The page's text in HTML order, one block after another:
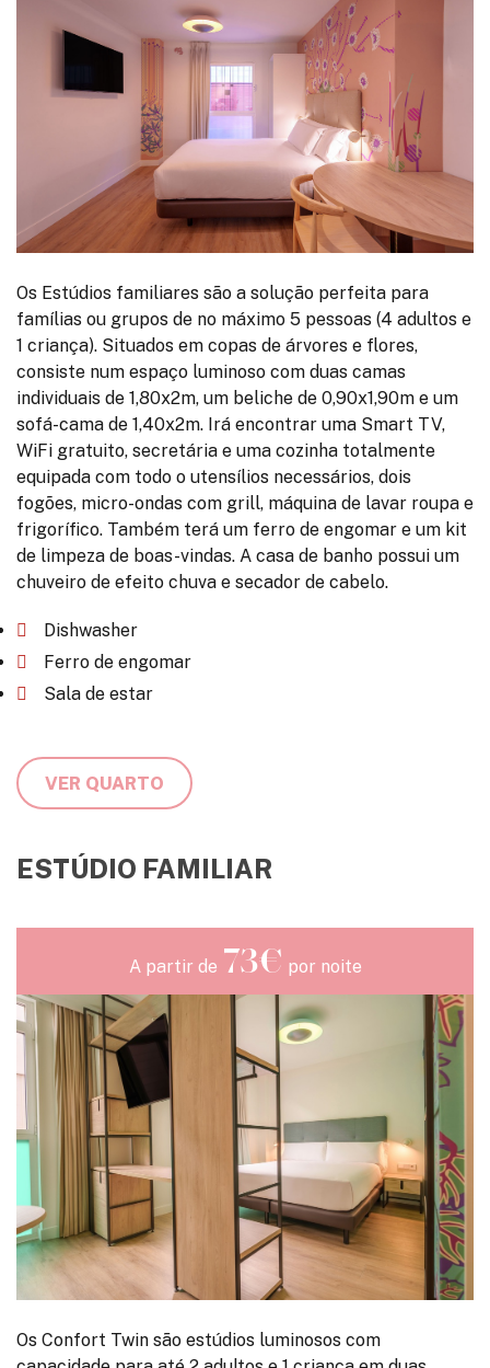
Os Estúdios familiares são a solução perfeita para
famílias ou grupos de no máximo 5 pessoas (4 adultos e
1 criança). Situados em copas de árvores e flores,
consiste num espaço luminoso com duas camas
individuais de 1,80x2m, um beliche de 0,90x1,90m e um
sofá-cama de 1,40x2m. Irá encontrar uma Smart TV,
WiFi gratuito, secretária e uma cozinha totalmente
equipada com todo o utensílios necessários, dois
fogões, micro-ondas com grill, máquina de lavar roupa e
frigorífico. Também terá um ferro de engomar e um kit
de limpeza de boas-vindas. A casa de banho possui um
chuveiro de efeito chuva e secador de cabelo.
Dishwasher
Ferro de engomar
Sala de estar
VER QUARTO
ESTÚDIO FAMILIAR
A partir de 73€ por noite
Os Confort Twin são estúdios luminosos com